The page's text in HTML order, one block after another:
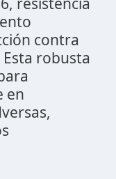
contra
robusta
en